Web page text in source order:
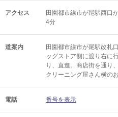
アクセス
田園都市線市が尾駅西口
4分
道案内
田園都市線市が尾駅改札
ッグストア側に渡り右に
り、直進。商店街を通り
クリーニング屋さん横のお
電話 番号を表示